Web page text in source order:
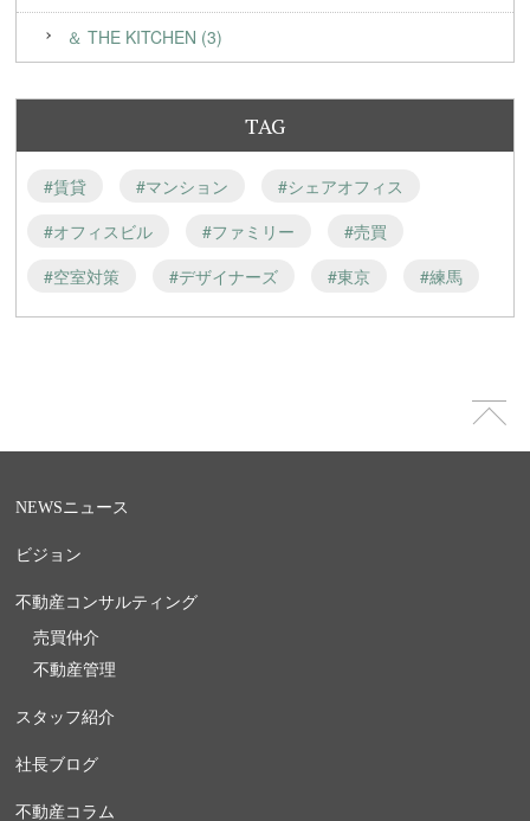
＆ THE KITCHEN (3)
TAG
#賃貸 #マンション
#シェアオフィス
#オフィスビル
#ファミリー
#売買
#空室対策
#デザイナーズ #東京 #練馬
NEWS ニュース
ビジョン
不動産コンサルティング
売買仲介
不動産管理
スタッフ紹介
社長ブログ
不動産コラム